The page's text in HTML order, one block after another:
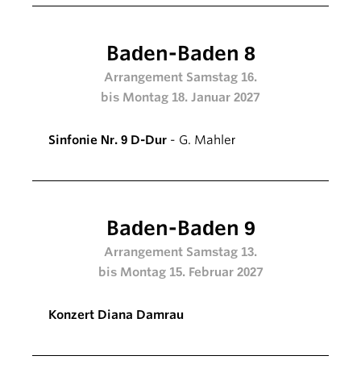
Baden-Baden 8
Arrangement Samstag 16.
bis Montag 18. Januar 2027
Sinfonie Nr. 9 D-Dur - G. Mahler
Baden-Baden 9
Arrangement Samstag 13.
bis Montag 15. Februar 2027
Konzert Diana Damrau